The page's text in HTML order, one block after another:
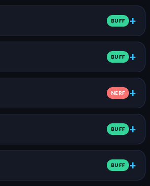
BUFF
BUFF
NERF
BUFF
BUFF